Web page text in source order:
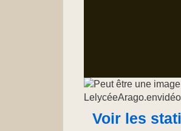
Voir les